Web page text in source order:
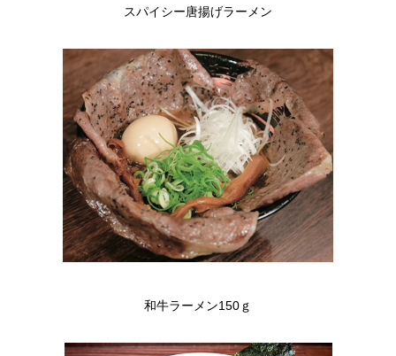
スパイシー唐揚げラーメン
和牛ラーメン150ｇ